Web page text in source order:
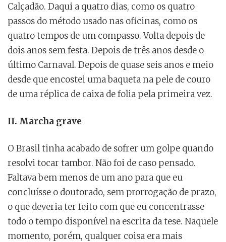
Calçadão. Daqui a quatro dias, como os quatro
passos do método usado nas oficinas, como os
quatro tempos de um compasso. Volta depois de
dois anos sem festa. Depois de três anos desde o
último Carnaval. Depois de quase seis anos e meio
desde que encostei uma baqueta na pele de couro
de uma réplica de caixa de folia pela primeira vez.
II. Marcha grave
O Brasil tinha acabado de sofrer um golpe quando
resolvi tocar tambor. Não foi de caso pensado.
Faltava bem menos de um ano para que eu
concluísse o doutorado, sem prorrogação de prazo,
o que deveria ter feito com que eu concentrasse
todo o tempo disponível na escrita da tese. Naquele
momento, porém, qualquer coisa era mais